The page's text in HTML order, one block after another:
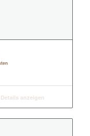
Details anzeigen